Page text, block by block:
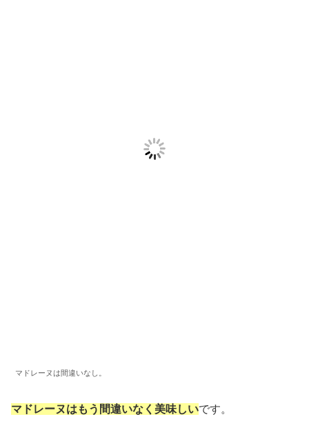
マドレーヌは間違いなし。
マドレーヌはもう間違いなく美味しいです。